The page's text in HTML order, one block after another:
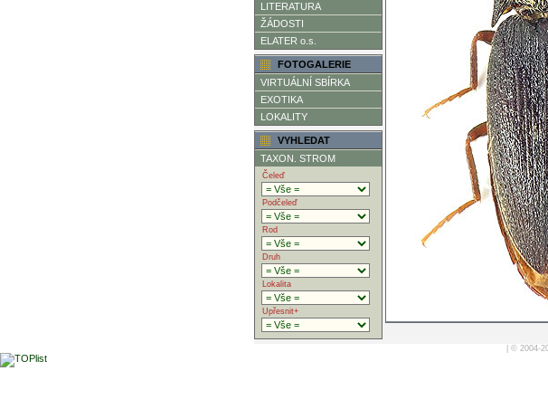
LITERATURA
ŽÁDOSTI
ELATER o.s.
FOTOGALERIE
VIRTUÁLNÍ SBÍRKA
EXOTIKA
LOKALITY
VYHLEDAT
TAXON. STROM
Čeleď
Podčeleď
Rod
Druh
Lokalita
Upřesnit+
| © 2004-